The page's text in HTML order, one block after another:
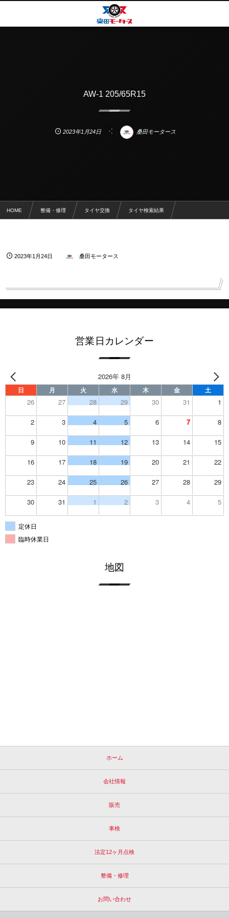
AW-1 205/65R15
2023年1月24日 桑田モータース
HOME 整備・修理 タイヤ交換 タイヤ検索結果
2023年1月24日 桑田モータース
営業日カレンダー
2026年 8月
日 月 火 水 木 金 土
26 27 28 29 30 31 1
2 3 4 5 6 7 8
9 10 11 12 13 14 15
16 17 18 19 20 21 22
23 24 25 26 27 28 29
30 31 1 2 3 4 5
定休日
臨時休業日
地図
ホーム
会社情報
販売
車検
法定12ヶ月点検
整備・修理
お問い合わせ